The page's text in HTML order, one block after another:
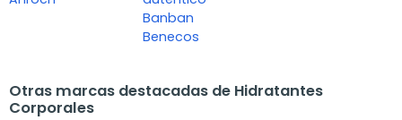
Banban
Benecos
Otras marcas destacadas de Hidratantes
Corporales